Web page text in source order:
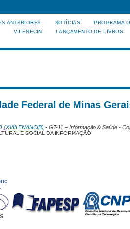
ANTERIORES NOTÍCIAS PROGRAMA
VII ENECIN LANÇAMENTO DE LIVROS
Federal de Minas
(XVIII ENANCIB) - GT-11 – Informação & Saúde -
E SOCIAL DA INFORMAÇÃO